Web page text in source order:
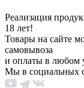
Реализация
18 лет!
Товары на сайте
самовывоза
и оплаты в любом
Мы в социальных